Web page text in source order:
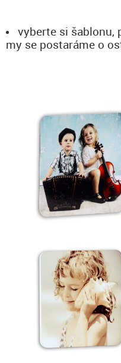
vyberte si šablonu,
my se postaráme o